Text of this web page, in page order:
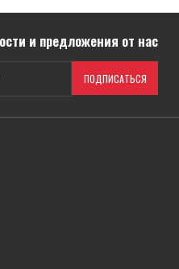
и предложения от нас
ПОДПИСАТЬСЯ